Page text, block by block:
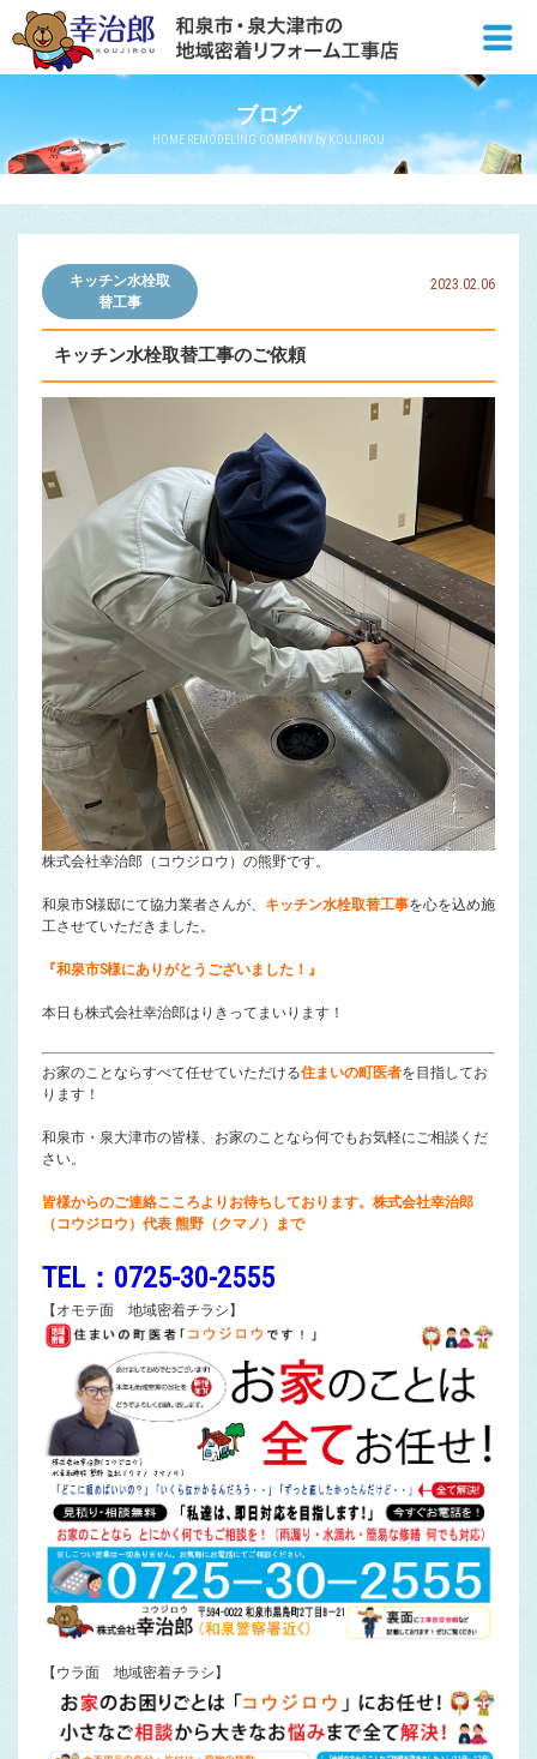
ブログ
HOME REMODELING COMPANY by KOUJIROU
キッチン水栓取
替工事
2023.02.06
キッチン水栓取替工事のご依頼
株式会社幸治郎（コウジロウ）の熊野です。
和泉市S様邸にて協力業者さんが、 キッチン水栓取替工事を心を込め施
工させていただきました。
『和泉市S様にありがとうございました！ 』
本日も株式会社幸治郎はりきってまいります！
お家のことならすべて任せていただける住まいの町医者を目指してお
ります！
和泉市・泉大津市の皆様、お家のことなら何でもお気軽にご相談くだ
さい。
皆様からのご連絡こころよりお待ちしております。株式会社幸治郎
（コウジロウ）代表 熊野（クマノ）まで
TEL：0725-30-2555
【オモテ面 地域密着チラシ】
【ウラ面 地域密着チラシ】